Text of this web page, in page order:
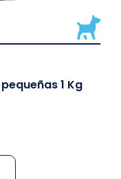
1 Kg